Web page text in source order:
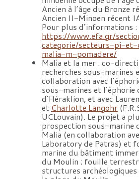
Ancien à l’âge du Bronze
Ancien II-Minoen récent
Pour plus d’informations :
https://www.efa.gr/
categorie/secteurs-pi-
malia-m-pomadere/
Malia et la mer : co-
recherches sous-marines
collaboration avec
sous-marines et l’éphorie
d’Héraklion, et avec
et Charlotte Langohr
UCLouvain). Le projet a
prospection sous-marine
Malia (en collaboration
Laboratory de Patras) et
marine du bâtiment
du Moulin ; fouille
structures